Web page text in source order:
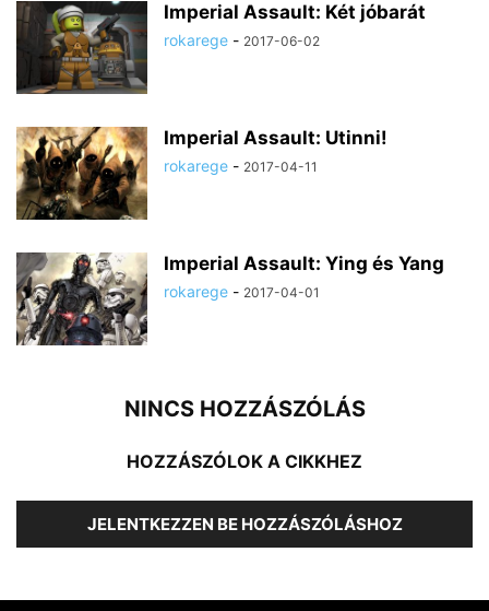
Imperial Assault: Két jóbarát
rokarege - 2017-06-02
Imperial Assault: Utinni!
rokarege - 2017-04-11
Imperial Assault: Ying és Yang
rokarege - 2017-04-01
NINCS HOZZÁSZÓLÁS
HOZZÁSZÓLOK A CIKKHEZ
JELENTKEZZEN BE HOZZÁSZÓLÁSHOZ